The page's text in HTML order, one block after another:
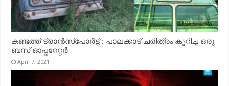
കണ്ടത്ത് ട്രാൻസ്‌പോർട്ട് : പാലക്കാട് ചരിത്രം കുറിച്ച ഒരു
ബസ് ഓപ്പറേറ്റർ
April 7, 2021